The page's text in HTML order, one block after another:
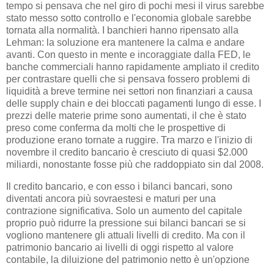
tempo si pensava che nel giro di pochi mesi il virus sarebbe
stato messo sotto controllo e l'economia globale sarebbe
tornata alla normalità. I banchieri hanno ripensato alla
Lehman: la soluzione era mantenere la calma e andare
avanti. Con questo in mente e incoraggiate dalla FED, le
banche commerciali hanno rapidamente ampliato il credito
per contrastare quelli che si pensava fossero problemi di
liquidità a breve termine nei settori non finanziari a causa
delle supply chain e dei bloccati pagamenti lungo di esse. I
prezzi delle materie prime sono aumentati, il che è stato
preso come conferma da molti che le prospettive di
produzione erano tornate a ruggire. Tra marzo e l'inizio di
novembre il credito bancario è cresciuto di quasi $2.000
miliardi, nonostante fosse più che raddoppiato sin dal 2008.
Il credito bancario, e con esso i bilanci bancari, sono
diventati ancora più sovraestesi e maturi per una
contrazione significativa. Solo un aumento del capitale
proprio può ridurre la pressione sui bilanci bancari se si
vogliono mantenere gli attuali livelli di credito. Ma con il
patrimonio bancario ai livelli di oggi rispetto al valore
contabile, la diluizione del patrimonio netto è un'opzione